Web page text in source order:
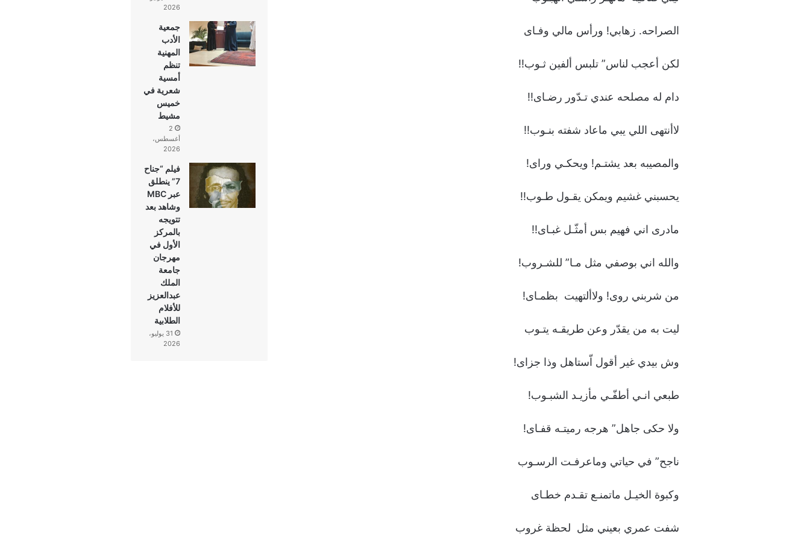
الصراحه. زهابي! ورأس مالي وفـاى
لكن أعجب لناس” تلبس ألفين ثـوب!!
دام له مصلحه عندي تـدّور رضـاى!!
لاأنتهى اللي يبي ماعاد شفته بنـوب!!
والمصيبه بعد يشتـم! ويحكـي وراى!
يحسبني غشيم ويمكن يقـول طـوب!!
مادرى اني فهيم بس أمثّـل غبـاى!!
والله اني بوصفي مثل مـا” للشـروب!
من شربني روى! ولاألتهيت بظمـاى!
ليت به من يقدّر وعن طريقـه يتـوب
وش بيدي غير أقول اّستاهل وذا جزاى!
طبعي انـي أطفّـي مأزيـد الشبـوب!
ولا حكى جاهل” هرجه رميتـه قفـاى!
ناجح” في حياتي وماعرفـت الرسـوب
وكبوة الخيـل ماتمنـع تقـدم خطـاى
شفت عمري بعيني مثل لحظة غروب
2026
جمعية
الأدب
المهنية
تنظم
أمسية
شعرية في
خميس
مشيط
2
أغسطس،
2026
فيلم “جناح
7” ينطلق
عبر MBC
وشاهد بعد
تتويجه
بالمركز
الأول في
مهرجان
جامعة
الملك
عبدالعزيز
للأفلام
الطلابية
31 يوليو،
2026